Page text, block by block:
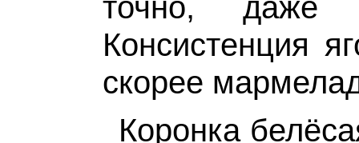
Консистенция
скорее
Коронка